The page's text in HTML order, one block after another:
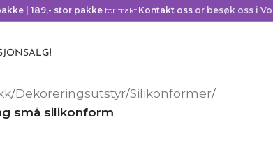
| 189,- stor pakkefor frakt Kontakt oss or besøk oss i
SALG!
/Dekoreringsutstyr/Silikonformer/
små silikonform